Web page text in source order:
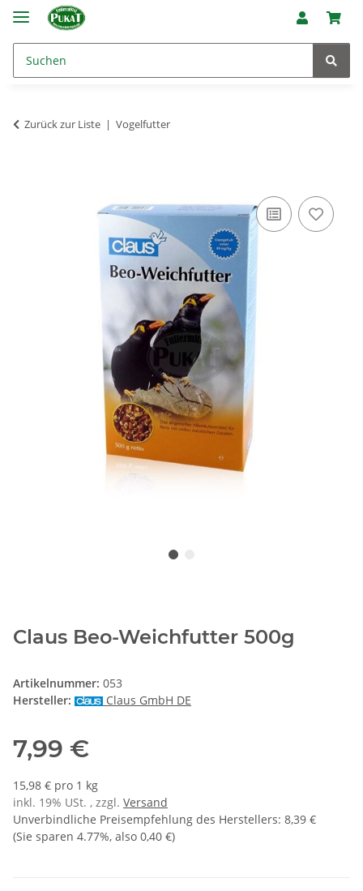
Zurück zur Liste Vogelfutter
Claus Beo-Weichfutter 500g
Artikelnummer: 053
Hersteller:
Claus GmbH DE
7,99 €
15,98 € pro 1 kg
inkl. 19% USt. , zzgl. Versand
Unverbindliche Preisempfehlung des Herstellers: 8,39 €
(Sie sparen 4.77%, also 0,40 €)